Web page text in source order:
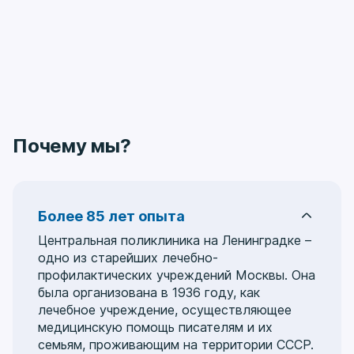
Почему мы?
Более 85 лет опыта
Центральная поликлиника на Ленинградке –
одно из старейших лечебно-
профилактических учреждений Москвы. Она
была организована в 1936 году, как
лечебное учреждение, осуществляющее
медицинскую помощь писателям и их
семьям, проживающим на территории СССР.